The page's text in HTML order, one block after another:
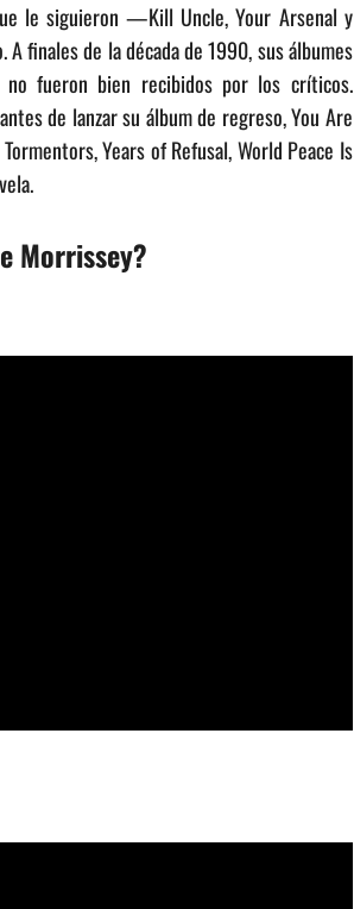
le siguieron —Kill Uncle, Your Arsenal y
finales de la década de 1990, sus álbumes
no fueron bien recibidos por los críticos.
de lanzar su álbum de regreso, You Are
Years of Refusal, World Peace Is
Morrissey?